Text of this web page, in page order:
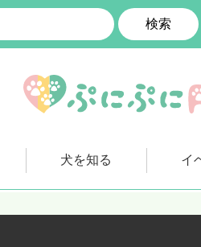
検索
犬を知る イ